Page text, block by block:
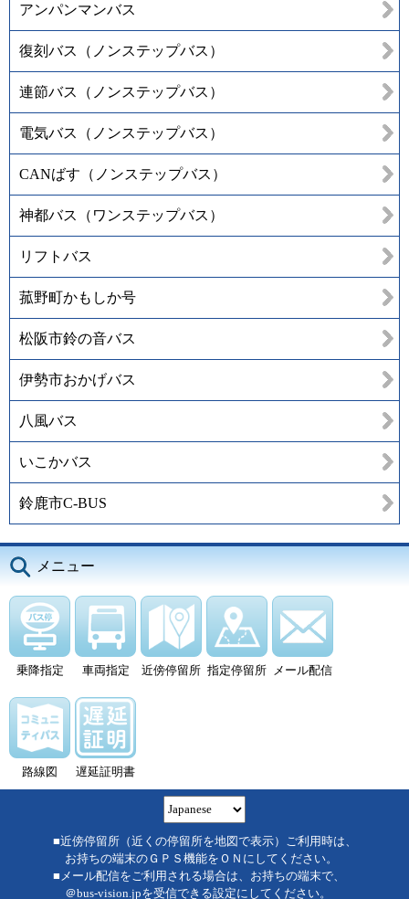
アンパンマンバス
復刻バス（ノンステップバス）
連節バス（ノンステップバス）
電気バス（ノンステップバス）
CANばす（ノンステップバス）
神都バス（ワンステップバス）
リフトバス
菰野町かもしか号
松阪市鈴の音バス
伊勢市おかげバス
八風バス
いこかバス
鈴鹿市C-BUS
メニュー
乗降指定 車両指定 近傍停留所 指定停留所 メール配信
路線図 遅延証明書
■近傍停留所（近くの停留所を地図で表示）ご利用時は、
お持ちの端末のＧＰＳ機能をＯＮにしてください。
■メール配信をご利用される場合は、お持ちの端末で、
＠bus-vision.jpを受信できる設定にしてください。